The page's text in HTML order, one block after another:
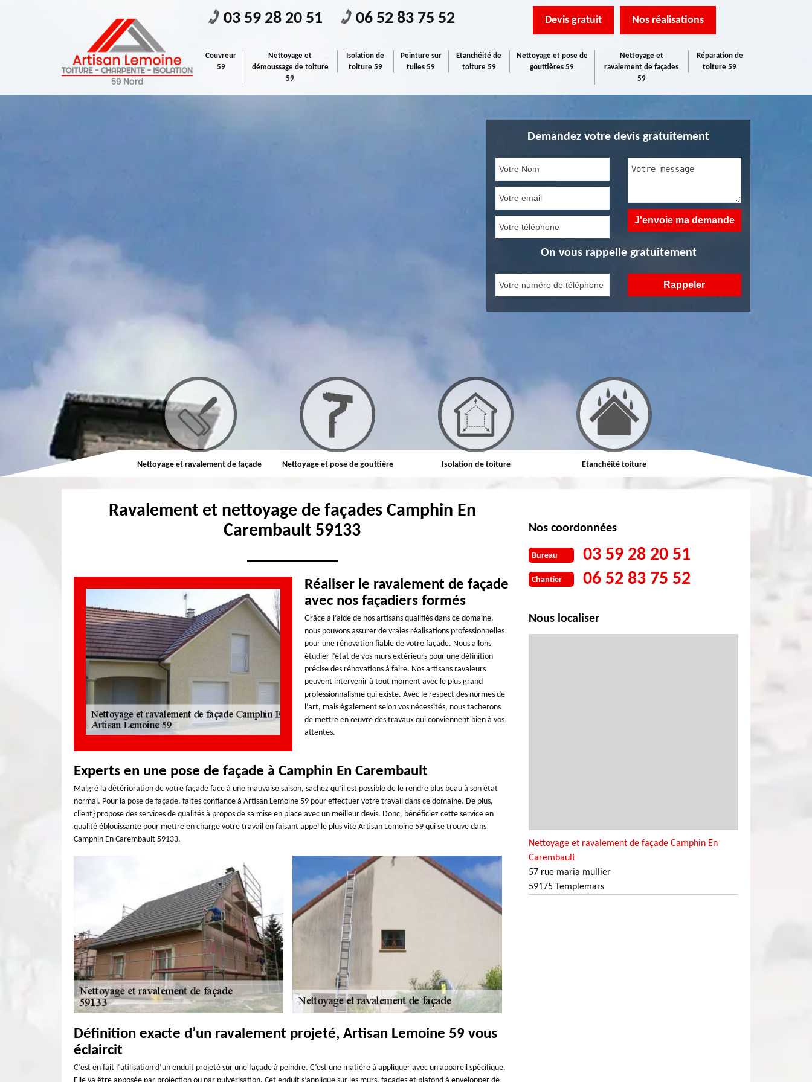
03 59 28 20 51 06 52 83 75 52 Devis gratuit Nos réalisations
Couvreur
59
Nettoyage et
démoussage de toiture
59
Isolation de
toiture 59
Peinture sur
tuiles 59
Etanchéité de
toiture 59
Nettoyage et pose de
gouttières 59
Nettoyage et
ravalement de façades
59
Réparation de
toiture 59
Demandez votre devis gratuitement
On vous rappelle gratuitement
Couvreur Nettoyage et ravalement de façade Nettoyage et pose de gouttière Isolation de toiture Etanchéité toiture Réparation de toiture
Ravalement et nettoyage de façades Camphin En
Carembault 59133
Réaliser le ravalement de façade
avec nos façadiers formés
Grâce à l’aide de nos artisans qualifiés dans ce domaine,
nous pouvons assurer de vraies réalisations professionnelles
pour une rénovation fiable de votre façade. Nous allons
étudier l’état de vos murs extérieurs pour une définition
précise des rénovations à faire. Nos artisans ravaleurs
peuvent intervenir à tout moment avec le plus grand
professionnalisme qui existe. Avec le respect des normes de
l’art, mais également selon vos nécessités, nous tacherons
de mettre en œuvre des travaux qui conviennent bien à vos
attentes.
Experts en une pose de façade à Camphin En Carembault
Malgré la détérioration de votre façade face à une mauvaise saison, sachez qu’il est possible de le rendre plus beau à son état
normal. Pour la pose de façade, faites confiance à Artisan Lemoine 59 pour effectuer votre travail dans ce domaine. De plus,
client} propose des services de qualités à propos de sa mise en place avec un meilleur devis. Donc, bénéficiez cette service en
qualité éblouissante pour mettre en charge votre travail en faisant appel le plus vite Artisan Lemoine 59 qui se trouve dans
Camphin En Carembault 59133.
Définition exacte d’un ravalement projeté, Artisan Lemoine 59 vous
éclaircit
C’est en fait l’utilisation d’un enduit projeté sur une façade à peindre. C’est une matière à appliquer avec un appareil spécifique.
Nos coordonnées
Bureau 03 59 28 20 51
Chantier 06 52 83 75 52
Nous localiser
Nettoyage et ravalement de façade Camphin En
Carembault
57 rue maria mullier
59175 Templemars